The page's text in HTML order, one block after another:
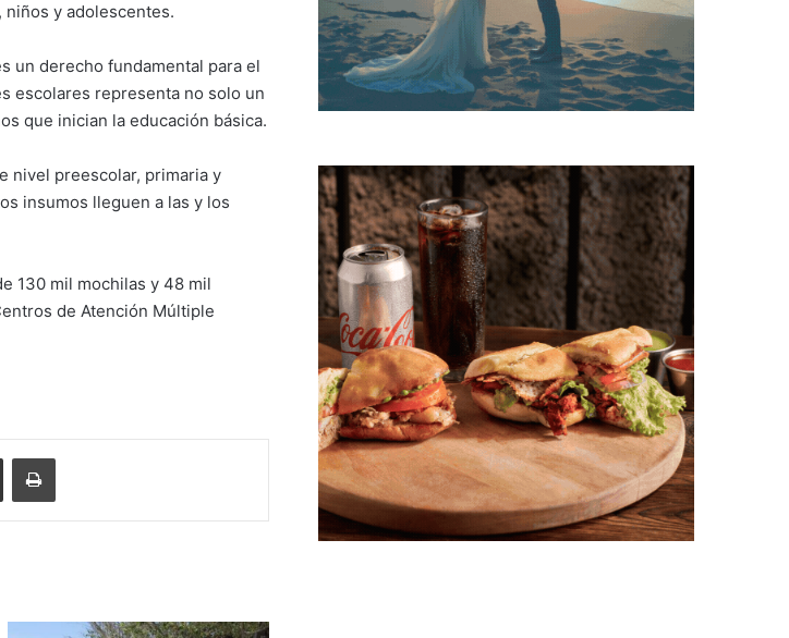
y adolescentes.
un derecho fundamental para el
escolares representa no solo un
que inician la educación básica.
nivel preescolar, primaria y
insumos lleguen a las y los
130 mil mochilas y 48 mil
de Atención Múltiple
Share via Email Print